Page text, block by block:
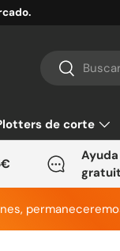
Buscar
Buscar
de corte